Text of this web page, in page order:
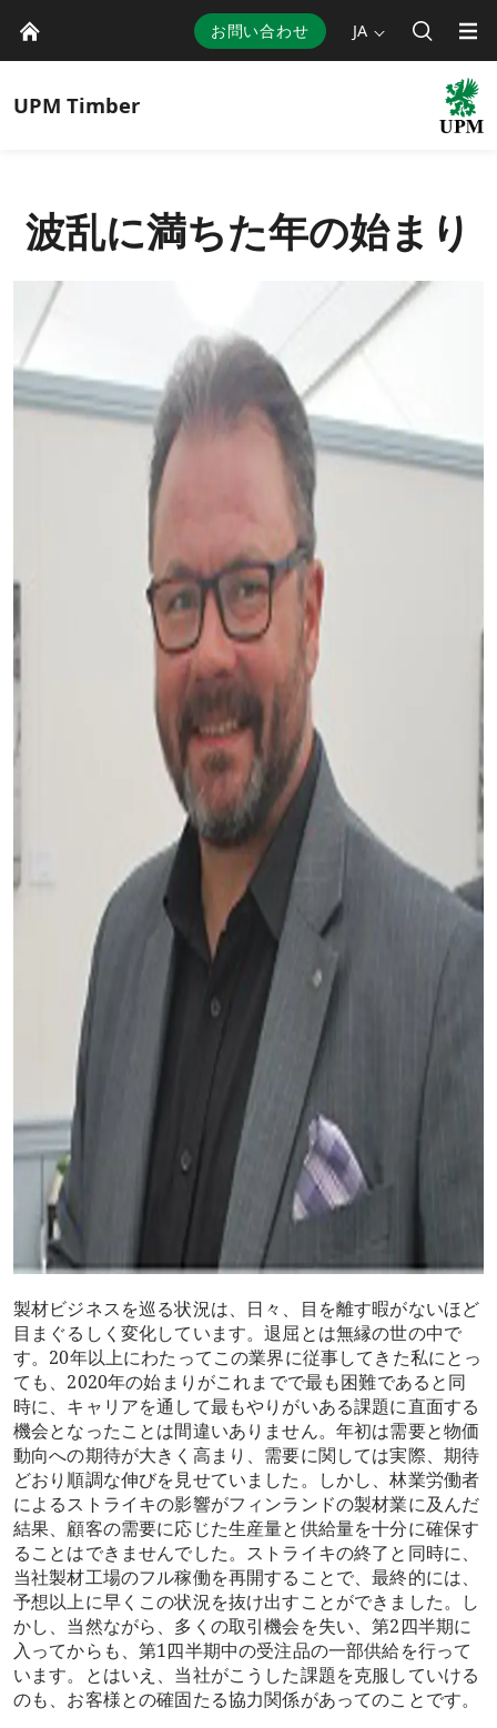
お問い合わせ JA
UPM Timber
波乱に満ちた年の始まり
製材ビジネスを巡る状況は、日々、目を離す暇がないほど
目まぐるしく変化しています。退屈とは無縁の世の中で
す。20年以上にわたってこの業界に従事してきた私にとっ
ても、2020年の始まりがこれまでで最も困難であると同
時に、キャリアを通して最もやりがいある課題に直面する
機会となったことは間違いありません。年初は需要と物価
動向への期待が大きく高まり、需要に関しては実際、期待
どおり順調な伸びを見せていました。しかし、林業労働者
によるストライキの影響がフィンランドの製材業に及んだ
結果、顧客の需要に応じた生産量と供給量を十分に確保す
ることはできませんでした。ストライキの終了と同時に、
当社製材工場のフル稼働を再開することで、最終的には、
予想以上に早くこの状況を抜け出すことができました。し
かし、当然ながら、多くの取引機会を失い、第2四半期に
入ってからも、第1四半期中の受注品の一部供給を行って
います。とはいえ、当社がこうした課題を克服していける
のも、お客様との確固たる協力関係があってのことです。